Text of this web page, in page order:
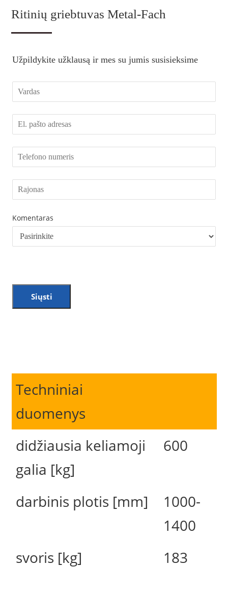
Ritinių griebtuvas Metal-Fach
Užpildykite užklausą ir mes su jumis susisieksime
Komentaras
Siųsti
Techniniai
duomenys
didžiausia keliamoji
galia [kg]
600
darbinis plotis [mm]
1000-
1400
svoris [kg]
183